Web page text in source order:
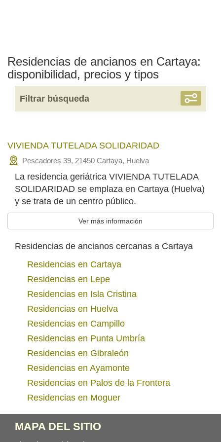
Residencias de ancianos en Cartaya:
disponibilidad, precios y tipos
Filtrar búsqueda
VIVIENDA TUTELADA SOLIDARIDAD
Pescadores 39, 21450 Cartaya, Huelva
La residencia geriátrica VIVIENDA TUTELADA
SOLIDARIDAD se emplaza en Cartaya (Huelva)
y se trata de un centro público.
Ver más información
Residencias de ancianos cercanas a Cartaya
Residencias en Cartaya
Residencias en Lepe
Residencias en Isla Cristina
Residencias en Huelva
Residencias en Campillo
Residencias en Punta Umbría
Residencias en Gibraleón
Residencias en Ayamonte
Residencias en Palos de la Frontera
Residencias en Moguer
MAPA DEL SITIO